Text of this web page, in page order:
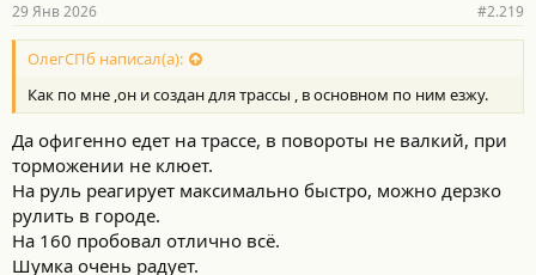
н
о
с
и
:
29 Янв 2026 #2.219
ОлегСПб написал(а):
Как по мне ,он и создан для трассы , в основном по ним езжу.
Да офигенно едет на трассе, в повороты не валкий, при
торможении не клюет.
На руль реагирует максимально быстро, можно дерзко
рулить в городе.
На 160 пробовал отлично всё.
Шумка очень радует.